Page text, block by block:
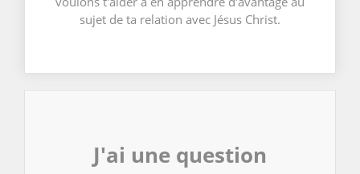
sujet de ta relation avec Jésus Christ.
J'ai une question